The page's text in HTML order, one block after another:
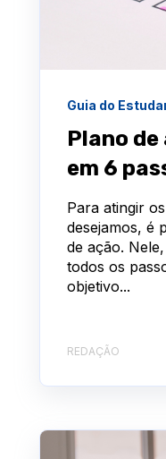
Guia do
Plano de
em 6
Para atingir
desejamos, é
de ação.
todos os
objetivo...
REDAÇÃO